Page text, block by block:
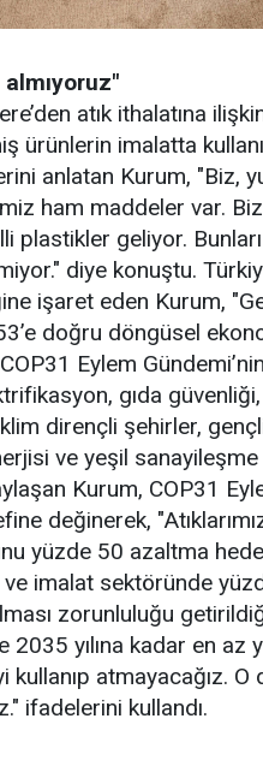
almıyoruz"
atık ithalatına
ürünlerin imalatta
anlatan Kurum, "Biz,
ham maddeler var.
plastikler geliyor.
diye konuştu.
işaret eden Kurum,
doğru döngüsel
Eylem
gıda
dirençli şehirler,
ve yeşil sanayileşme
Kurum, COP31
değinerek,
yüzde 50 azaltma
imalat sektöründe
zorunluluğu
2035 yılına kadar en
kullanıp atmayacağız.
ifadelerini kullandı.